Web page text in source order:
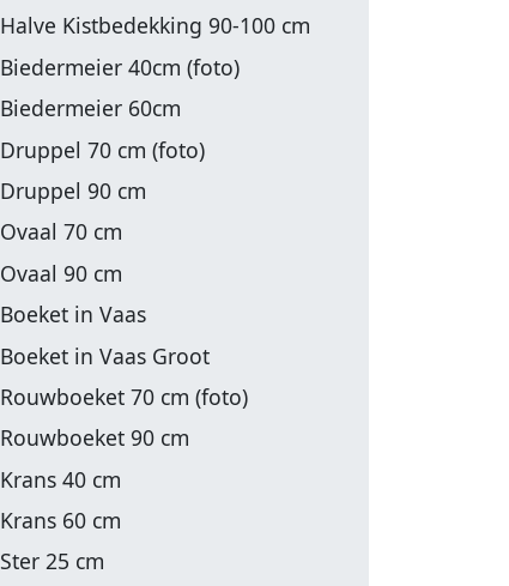
Halve Kistbedekking 90-100 cm
Biedermeier 40cm (foto)
Biedermeier 60cm
Druppel 70 cm (foto)
Druppel 90 cm
Ovaal 70 cm
Ovaal 90 cm
Boeket in Vaas
Boeket in Vaas Groot
Rouwboeket 70 cm (foto)
Rouwboeket 90 cm
Krans 40 cm
Krans 60 cm
Ster 25 cm